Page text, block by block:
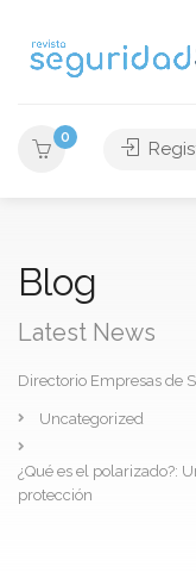
0
Blog
Latest News
Directorio Empresas de
Uncategorized
¿Qué es el polarizado?:
protección